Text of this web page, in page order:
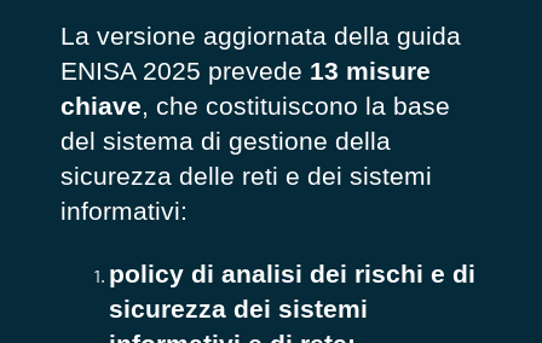
La versione aggiornata della guida
ENISA 2025 prevede 13 misure
chiave, che costituiscono la base
del sistema di gestione della
sicurezza delle reti e dei sistemi
informativi:
policy di analisi dei rischi e di
sicurezza dei sistemi